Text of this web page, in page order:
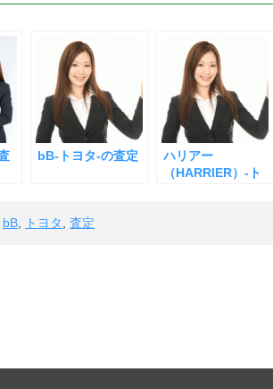
bB-トヨタ-の査定
ハリアー
（HARRIER）-ト
bB, トヨタ,査定